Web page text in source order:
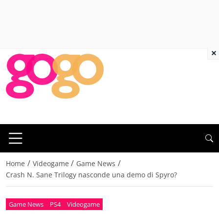
Home / Videogame / Game News /
Crash N. Sane Trilogy nasconde una demo di Spyro?
Game News PS4 Videogame
×